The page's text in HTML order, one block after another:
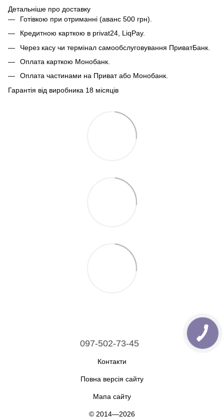
Детальніше про доставку
Готівкою при отриманні (аванс 500 грн).
Кредитною карткою в privat24, LiqPay.
Через касу чи термінал самообслуговування ПриватБанк.
Оплата карткою Монобанк.
Оплата частинами на Приват або Монобанк.
Гарантія від виробника 18 місяців
097-502-73-45
Контакти
Повна версія сайту
Мапа сайту
© 2014—2026